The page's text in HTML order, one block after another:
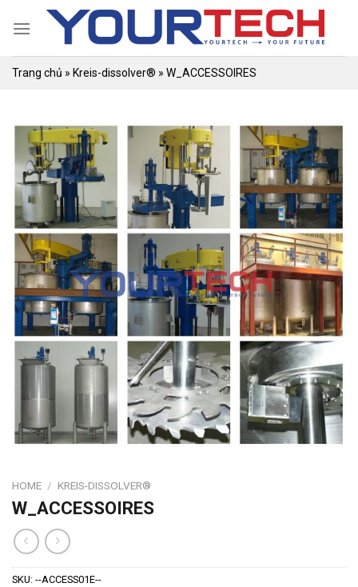
Trang chủ » Kreis-dissolver® » W_ACCESSOIRES
HOME / KREIS-DISSOLVER®
W_ACCESSOIRES
SKU: --ACCESS01E--